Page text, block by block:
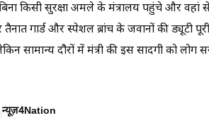
बिना किसी सुरक्षा अमले के मंत्रालय पहुंचे और
गार्ड और स्पेशल ब्रांच के जवानों की ड्यूटी
सामान्य दौरों में मंत्री की इस सादगी को
न्यूज़4Nation